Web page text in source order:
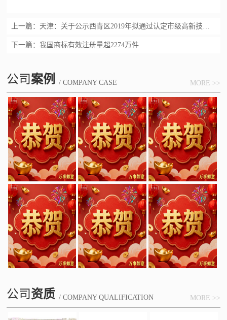
上一篇： 天津：关于公示西青区2019年拟通过认定市级高新技术企业名单的通知
下一篇： 我国商标有效注册量超2274万件
公司案例 / COMPANY CASE MORE >>
公司资质 / COMPANY QUALIFICATION MORE >>